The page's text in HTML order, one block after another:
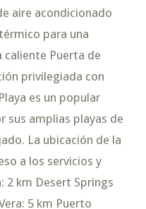
aire acondicionado
para una
caliente Puerta de
privilegiada con
es un popular
sus amplias playas de
La ubicación de la
a los servicios y
2 km Desert Springs
5 km Puerto